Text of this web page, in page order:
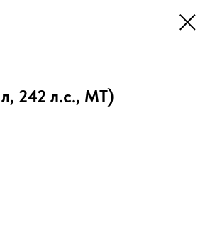
242 л.с., МТ)